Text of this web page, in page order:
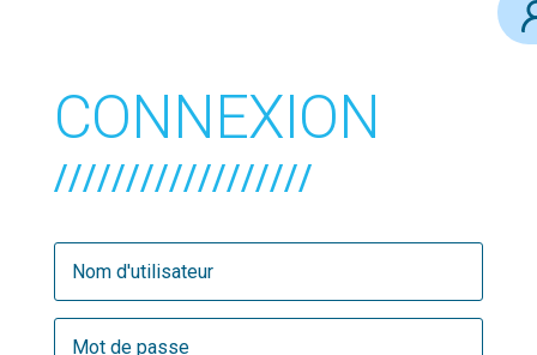
CONNEXION
//////////////////